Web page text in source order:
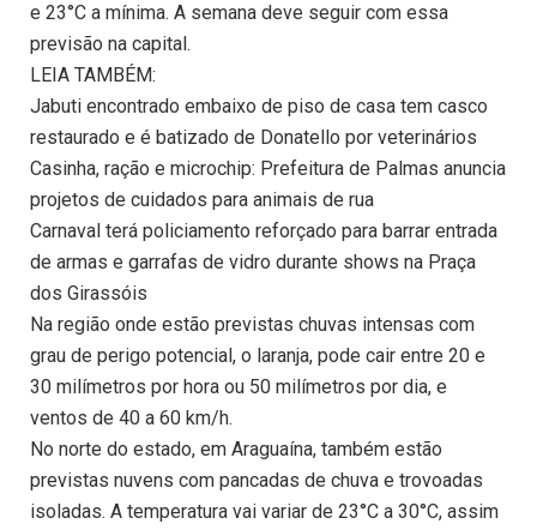
e 23°C a mínima. A semana deve seguir com essa
previsão na capital.
LEIA TAMBÉM:
Jabuti encontrado embaixo de piso de casa tem casco
restaurado e é batizado de Donatello por veterinários
Casinha, ração e microchip: Prefeitura de Palmas anuncia
projetos de cuidados para animais de rua
Carnaval terá policiamento reforçado para barrar entrada
de armas e garrafas de vidro durante shows na Praça
dos Girassóis
Na região onde estão previstas chuvas intensas com
grau de perigo potencial, o laranja, pode cair entre 20 e
30 milímetros por hora ou 50 milímetros por dia, e
ventos de 40 a 60 km/h.
No norte do estado, em Araguaína, também estão
previstas nuvens com pancadas de chuva e trovoadas
isoladas. A temperatura vai variar de 23°C a 30°C, assim